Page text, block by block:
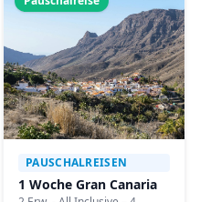
PAUSCHALREISEN
1 Woche Gran Canaria